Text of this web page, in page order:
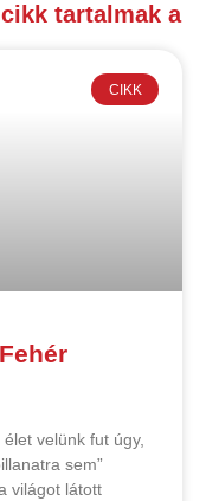
tartalmak a
CIKK
velünk fut úgy,
sem”
világot látott